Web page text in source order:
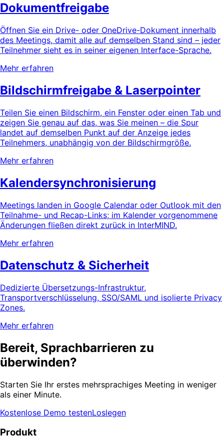
Dokumentfreigabe
Öffnen Sie ein Drive- oder OneDrive-Dokument innerhalb
des Meetings, damit alle auf demselben Stand sind – jeder
Teilnehmer sieht es in seiner eigenen Interface-Sprache.
Mehr erfahren
Bildschirmfreigabe & Laserpointer
Teilen Sie einen Bildschirm, ein Fenster oder einen Tab und
zeigen Sie genau auf das, was Sie meinen – die Spur
landet auf demselben Punkt auf der Anzeige jedes
Teilnehmers, unabhängig von der Bildschirmgröße.
Mehr erfahren
Kalendersynchronisierung
Meetings landen in Google Calendar oder Outlook mit den
Teilnahme- und Recap-Links; im Kalender vorgenommene
Änderungen fließen direkt zurück in InterMIND.
Mehr erfahren
Datenschutz & Sicherheit
Dedizierte Übersetzungs-Infrastruktur,
Transportverschlüsselung, SSO/SAML und isolierte Privacy
Zones.
Mehr erfahren
Bereit, Sprachbarrieren zu
überwinden?
Starten Sie Ihr erstes mehrsprachiges Meeting in weniger
als einer Minute.
Kostenlose Demo testenLoslegen
Produkt